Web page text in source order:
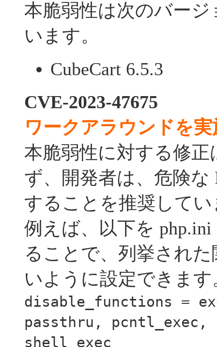
本脆弱性は次のバー
います。
CubeCart 6.5.3
CVE-2023-47675
ワークアラウンドを
本脆弱性に対する修
ず、開発者は、危険な
することを推奨してい
例えば、以下を
ることで、列挙され
いように設定できます
disable_functions =
passthru, pcntl_exec,
shell_exec